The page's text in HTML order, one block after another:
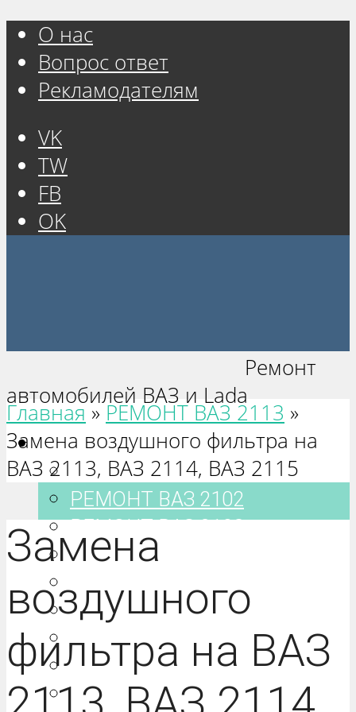
О нас
Вопрос ответ
Рекламодателям
VK
TW
FB
OK
Ремонт
автомобилей ВАЗ и Lada
Ваз 2101-2115
РЕМОНТ ВАЗ 2101
РЕМОНТ ВАЗ 2102
РЕМОНТ ВАЗ 2103
РЕМОНТ ВАЗ 2104
РЕМОНТ ВАЗ 2106
РЕМОНТ ВАЗ 2107
РЕМОНТ ВАЗ 2108
РЕМОНТ ВАЗ 2109
Главная » РЕМОНТ ВАЗ 2113 »
Замена воздушного фильтра на
ВАЗ 2113, ВАЗ 2114, ВАЗ 2115
Замена
воздушного
фильтра на ВАЗ